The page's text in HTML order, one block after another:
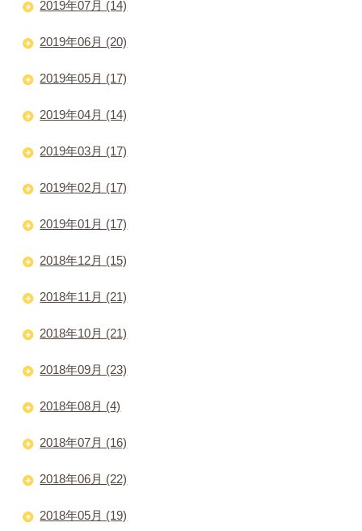
2019年07月 (14)
2019年06月 (20)
2019年05月 (17)
2019年04月 (14)
2019年03月 (17)
2019年02月 (17)
2019年01月 (17)
2018年12月 (15)
2018年11月 (21)
2018年10月 (21)
2018年09月 (23)
2018年08月 (4)
2018年07月 (16)
2018年06月 (22)
2018年05月 (19)